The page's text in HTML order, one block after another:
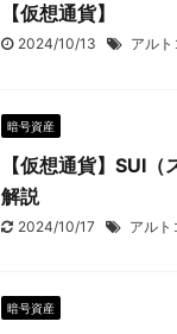
【仮想通貨】
2024/10/13 アルト
暗号資産
【仮想通貨】SUI
解説
2024/10/17 アルト
暗号資産